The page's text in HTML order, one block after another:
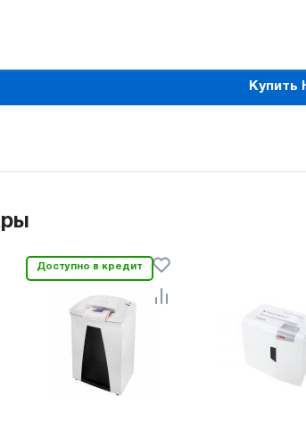
Купить
Доступно в кредит